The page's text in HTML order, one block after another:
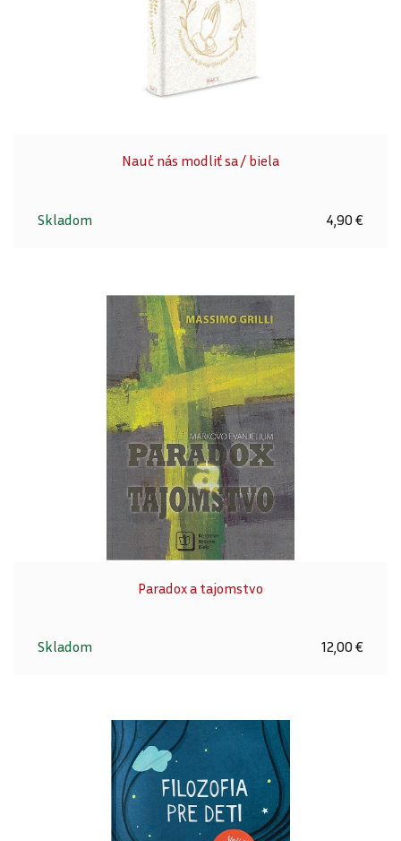
Nauč nás modliť sa / biela
Skladom 4,90 €
Paradox a tajomstvo
Skladom 12,00 €